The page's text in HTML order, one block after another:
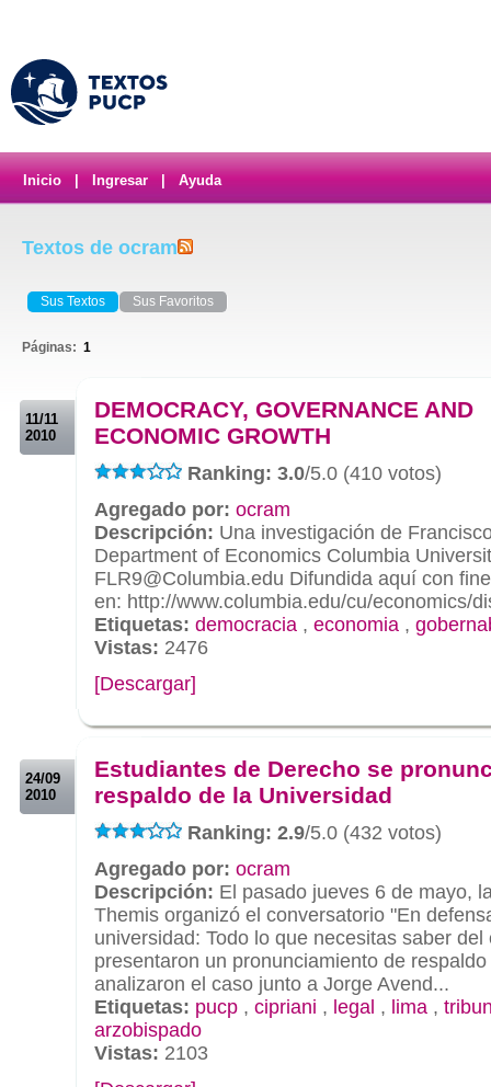
Inicio Ingresar Ayuda
Textos de ocram
Sus Textos Sus Favoritos
Páginas: 1
11/11
2010
DEMOCRACY, GOVERNANCE AND
ECONOMIC GROWTH
Ranking: 3.0/5.0 (410 votos)
Agregado por: ocram
Descripción: Una investigación de
Department of Economics Columbia
FLR9@Columbia.edu Difundida aquí con
en: http://www.columbia.edu/cu/economics/
Etiquetas: democracia , economia ,
Vistas: 2476
[Descargar]
24/09
2010
Estudiantes de Derecho se
respaldo de la Universidad
Ranking: 2.9/5.0 (432 votos)
Agregado por: ocram
Descripción: El pasado jueves 6 de mayo,
Themis organizó el conversatorio "En
universidad: Todo lo que necesitas saber
presentaron un pronunciamiento de
analizaron el caso junto a Jorge Avend...
Etiquetas: pucp , cipriani , legal , lima ,
arzobispado
Vistas: 2103